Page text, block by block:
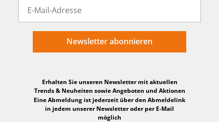
Newsletter abonnieren
Erhalten Sie unseren Newsletter mit aktuellen
Trends & Neuheiten sowie Angeboten und Aktionen
Eine Abmeldung ist jederzeit über den Abmeldelink
in jedem unserer Newsletter oder per E-Mail
möglich